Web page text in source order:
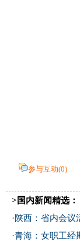
参与互动(0)
>国内新闻精选：
·陕西：省内会议
·青海：女职工经